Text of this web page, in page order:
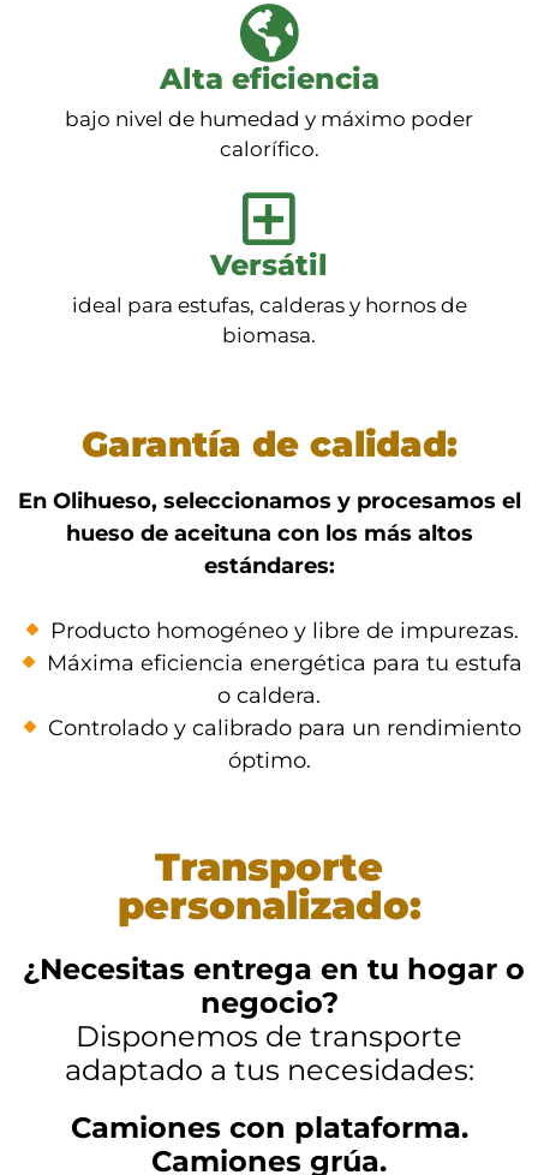
Alta eficiencia
bajo nivel de humedad y máximo poder
calorífico.
Versátil
ideal para estufas, calderas y hornos de
biomasa.
Garantía de calidad:
En Olihueso, seleccionamos y procesamos el
hueso de aceituna con los más altos
estándares:
Producto homogéneo y libre de impurezas.
Máxima eficiencia energética para tu estufa
o caldera.
Controlado y calibrado para un rendimiento
óptimo.
Transporte
personalizado:
¿Necesitas entrega en tu hogar o
negocio?
Disponemos de transporte
adaptado a tus necesidades:
Camiones con plataforma.
Camiones grúa.